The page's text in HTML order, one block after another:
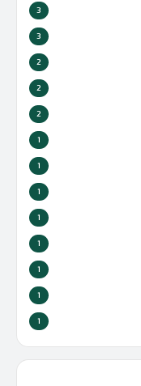
3
3
2
2
2
1
1
1
1
1
1
1
1